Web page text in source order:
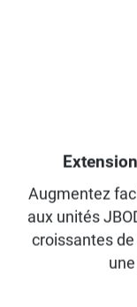
Augmentez
aux unités
croissantes